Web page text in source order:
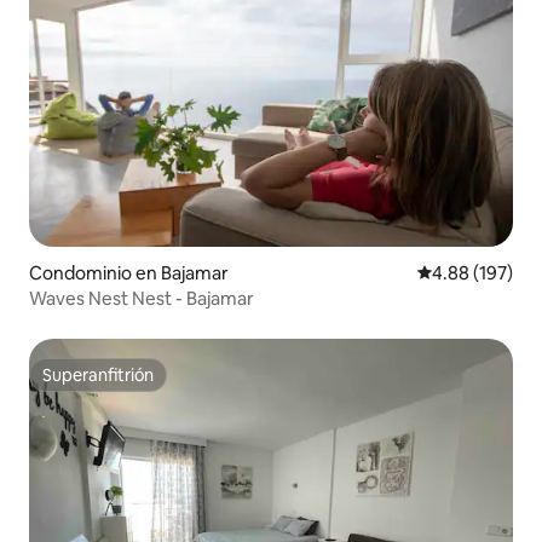
Condominio en Bajamar Calificación
4.88 (197)
Waves Nest Nest - Bajamar
Superanfitrión
Superanfitrión